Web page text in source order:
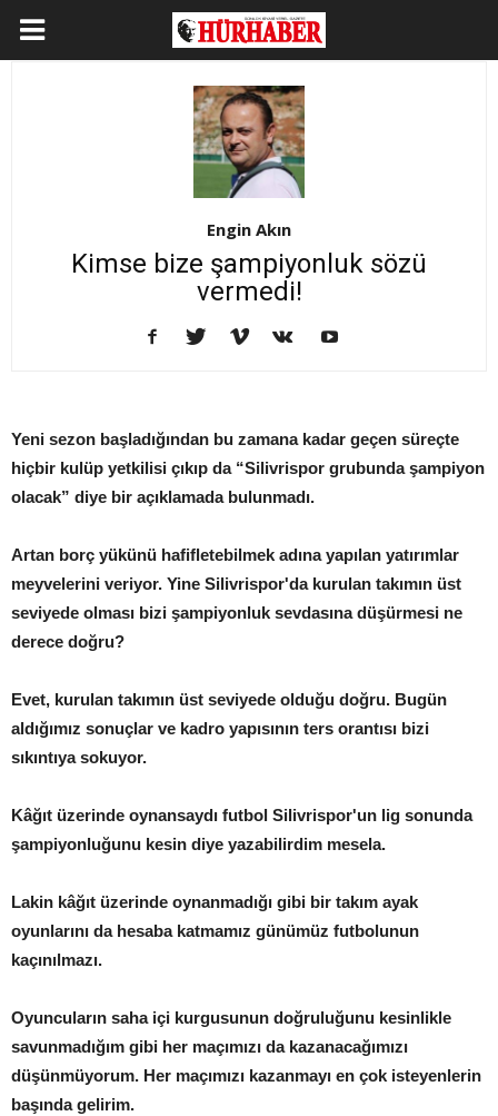
Engin Akın
Kimse bize şampiyonluk sözü
vermedi!
Yeni sezon başladığından bu zamana kadar geçen süreçte
hiçbir kulüp yetkilisi çıkıp da “Silivrispor grubunda şampiyon
olacak” diye bir açıklamada bulunmadı.
Artan borç yükünü hafifletebilmek adına yapılan yatırımlar
meyvelerini veriyor. Yine Silivrispor'da kurulan takımın üst
seviyede olması bizi şampiyonluk sevdasına düşürmesi ne
derece doğru?
Evet, kurulan takımın üst seviyede olduğu doğru. Bugün
aldığımız sonuçlar ve kadro yapısının ters orantısı bizi
sıkıntıya sokuyor.
Kâğıt üzerinde oynansaydı futbol Silivrispor'un lig sonunda
şampiyonluğunu kesin diye yazabilirdim mesela.
Lakin kâğıt üzerinde oynanmadığı gibi bir takım ayak
oyunlarını da hesaba katmamız günümüz futbolunun
kaçınılmazı.
Oyuncuların saha içi kurgusunun doğruluğunu kesinlikle
savunmadığım gibi her maçımızı da kazanacağımızı
düşünmüyorum. Her maçımızı kazanmayı en çok isteyenlerin
başında gelirim.